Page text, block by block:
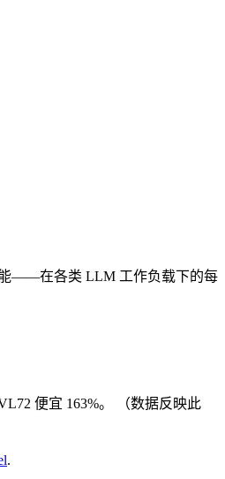
能——在各类 LLM 工作负载下的每
便宜 163%。
（数据反映此
.